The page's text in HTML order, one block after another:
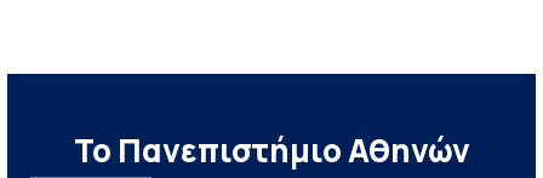
Το Πανεπιστήμιο Αθηνών